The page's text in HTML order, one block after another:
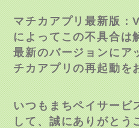
マチカアプリ最新版
によってこの不具合は
最新のバージョンにア
チカアプリの再起動を
いつもまちペイサービ
して、誠にありがとう